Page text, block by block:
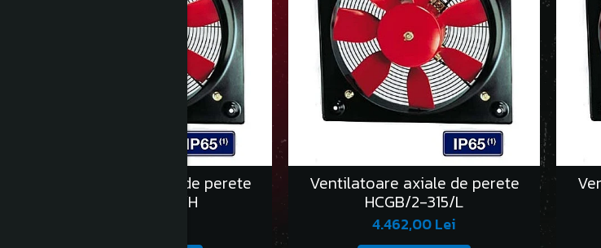
Ventilatoare axiale de perete
HCFB/2-250/H
Ventilatoare axiale de perete
HCGB/2-315/L
4.462,00 Lei